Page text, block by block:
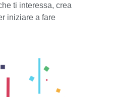
ti interessa, crea
iniziare a fare